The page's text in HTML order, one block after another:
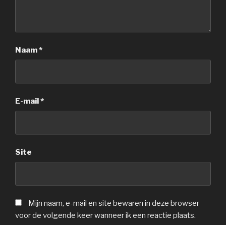
Naam*
E-mail*
Site
Mijn naam, e-mail en site bewaren in deze browser
voor de volgende keer wanneer ik een reactie plaats.